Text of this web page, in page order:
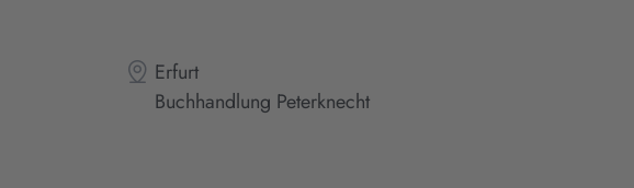
Erfurt
Buchhandlung Peterknecht